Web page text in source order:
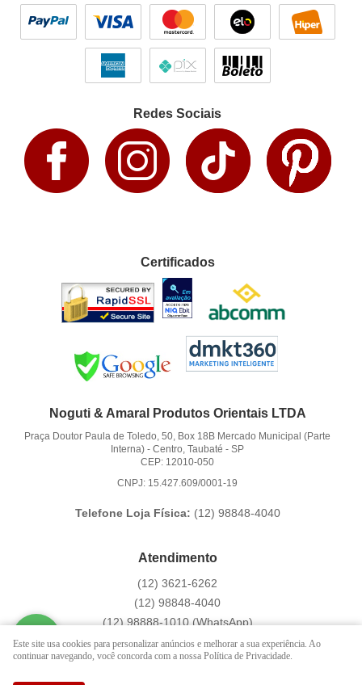
Redes Sociais
Certificados
Noguti & Amaral Produtos Orientais LTDA
Praça Doutor Paula de Toledo, 50, Box 18B Mercado Municipal (Parte
Interna) -Centro, Taubaté -SP
CEP: 12010-050
CNPJ: 15.427.609/0001-19
Telefone Loja Física: (12) 98848-4040
Atendimento
(12) 3621-6262
(12) 98848-4040
(12)98888-1010(WhatsApp)
Segunda a Sexta das 9:00h às 16:00h
contato@hachi8.com.br
Este site usa cookies para personalizar anúncios e melhorar a sua experiência. Ao
continuar navegando, você concorda com a nossa Política de Privacidade.